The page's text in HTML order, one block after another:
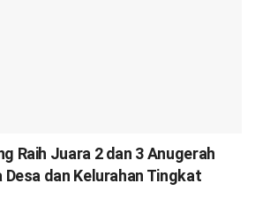
Raih Juara 2 dan 3 Anugerah
Desa dan Kelurahan Tingkat